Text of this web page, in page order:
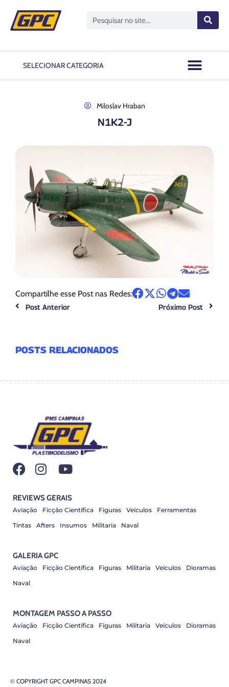
SELECIONAR CATEGORIA
Miloslav Hraban
N1K2-J
Compartilhe esse Post nas Redes:
Post Anterior Próximo Post
POSTS RELACIONADOS
GALERIA GPC
Aviação Ficção Científica Figuras Militaria Veículos
Dioramas
Naval
REVIEWS GERAIS
Aviação Ficção Científica Figuras Veículos
Ferramentas
Tintas
Afters Insumos Militaria Naval
MONTAGEM PASSO A PASSO
Aviação Ficção Científica Figuras Militaria Veículos
Dioramas
Naval
© COPYRIGHT GPC CAMPINAS 2024